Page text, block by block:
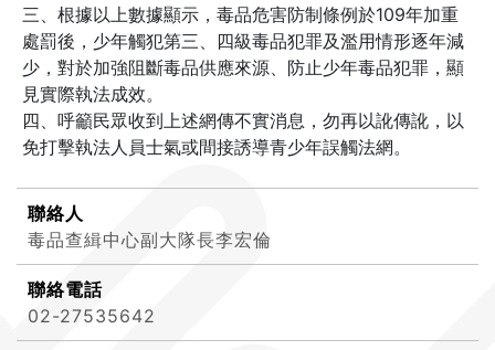
三、根據以上數據顯示，毒品危害防制條例於109年加重
處罰後，少年觸犯第三、四級毒品犯罪及濫用情形逐年減
少，對於加強阻斷毒品供應來源、防止少年毒品犯罪，顯
見實際執法成效。
四、呼籲民眾收到上述網傳不實消息，勿再以訛傳訛，以
免打擊執法人員士氣或間接誘導青少年誤觸法網。
聯絡人
毒品查緝中心副大隊長李宏倫
聯絡電話
02-27535642